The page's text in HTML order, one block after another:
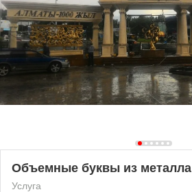
Объемные буквы из металла
Услуга